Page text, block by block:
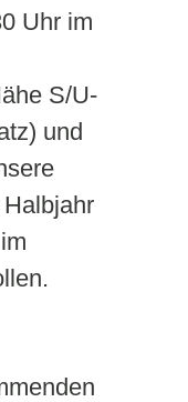
Uhr im
S/U-
und